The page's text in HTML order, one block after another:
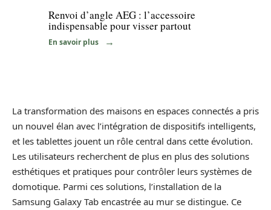
Renvoi d’angle AEG : l’accessoire
indispensable pour visser partout
En savoir plus
La transformation des maisons en espaces connectés a pris
un nouvel élan avec l’intégration de dispositifs intelligents,
et les tablettes jouent un rôle central dans cette évolution.
Les utilisateurs recherchent de plus en plus des solutions
esthétiques et pratiques pour contrôler leurs systèmes de
domotique. Parmi ces solutions, l’installation de la
Samsung Galaxy Tab encastrée au mur se distingue. Ce